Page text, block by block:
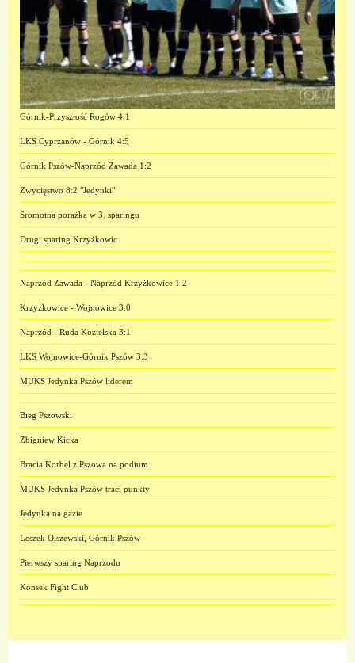
Górnik-Przyszłość Rogów 4:1
LKS Cyprzanów - Górnik 4:5
Górnik Pszów-Naprzód Zawada 1:2
Zwycięstwo 8:2 "Jedynki"
Sromotna porażka w 3. sparingu
Drugi sparing Krzyżkowic
Naprzód Zawada - Naprzód Krzyżkowice 1:2
Krzyżkowice - Wojnowice 3:0
Naprzód - Ruda Kozielska 3:1
LKS Wojnowice-Górnik Pszów 3:3
MUKS Jedynka Pszów liderem
Bieg Pszowski
Zbigniew Kicka
Bracia Korbel z Pszowa na podium
MUKS Jedynka Pszów traci punkty
Jedynka na gazie
Leszek Olszewski, Górnik Pszów
Pierwszy sparing Naprzodu
Konsek Fight Club